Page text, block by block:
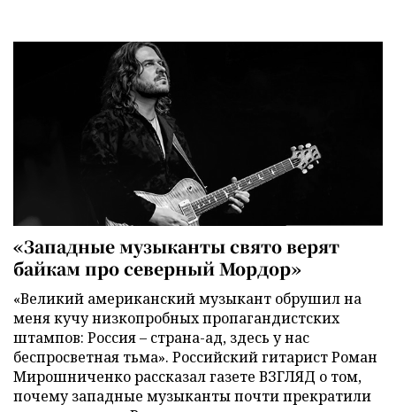
«Западные музыканты свято верят
байкам про северный Мордор»
«Великий американский музыкант обрушил на
меня кучу низкопробных пропагандистских
штампов: Россия – страна-ад, здесь у нас
беспросветная тьма». Российский гитарист Роман
Мирошниченко рассказал газете ВЗГЛЯД о том,
почему западные музыканты почти прекратили